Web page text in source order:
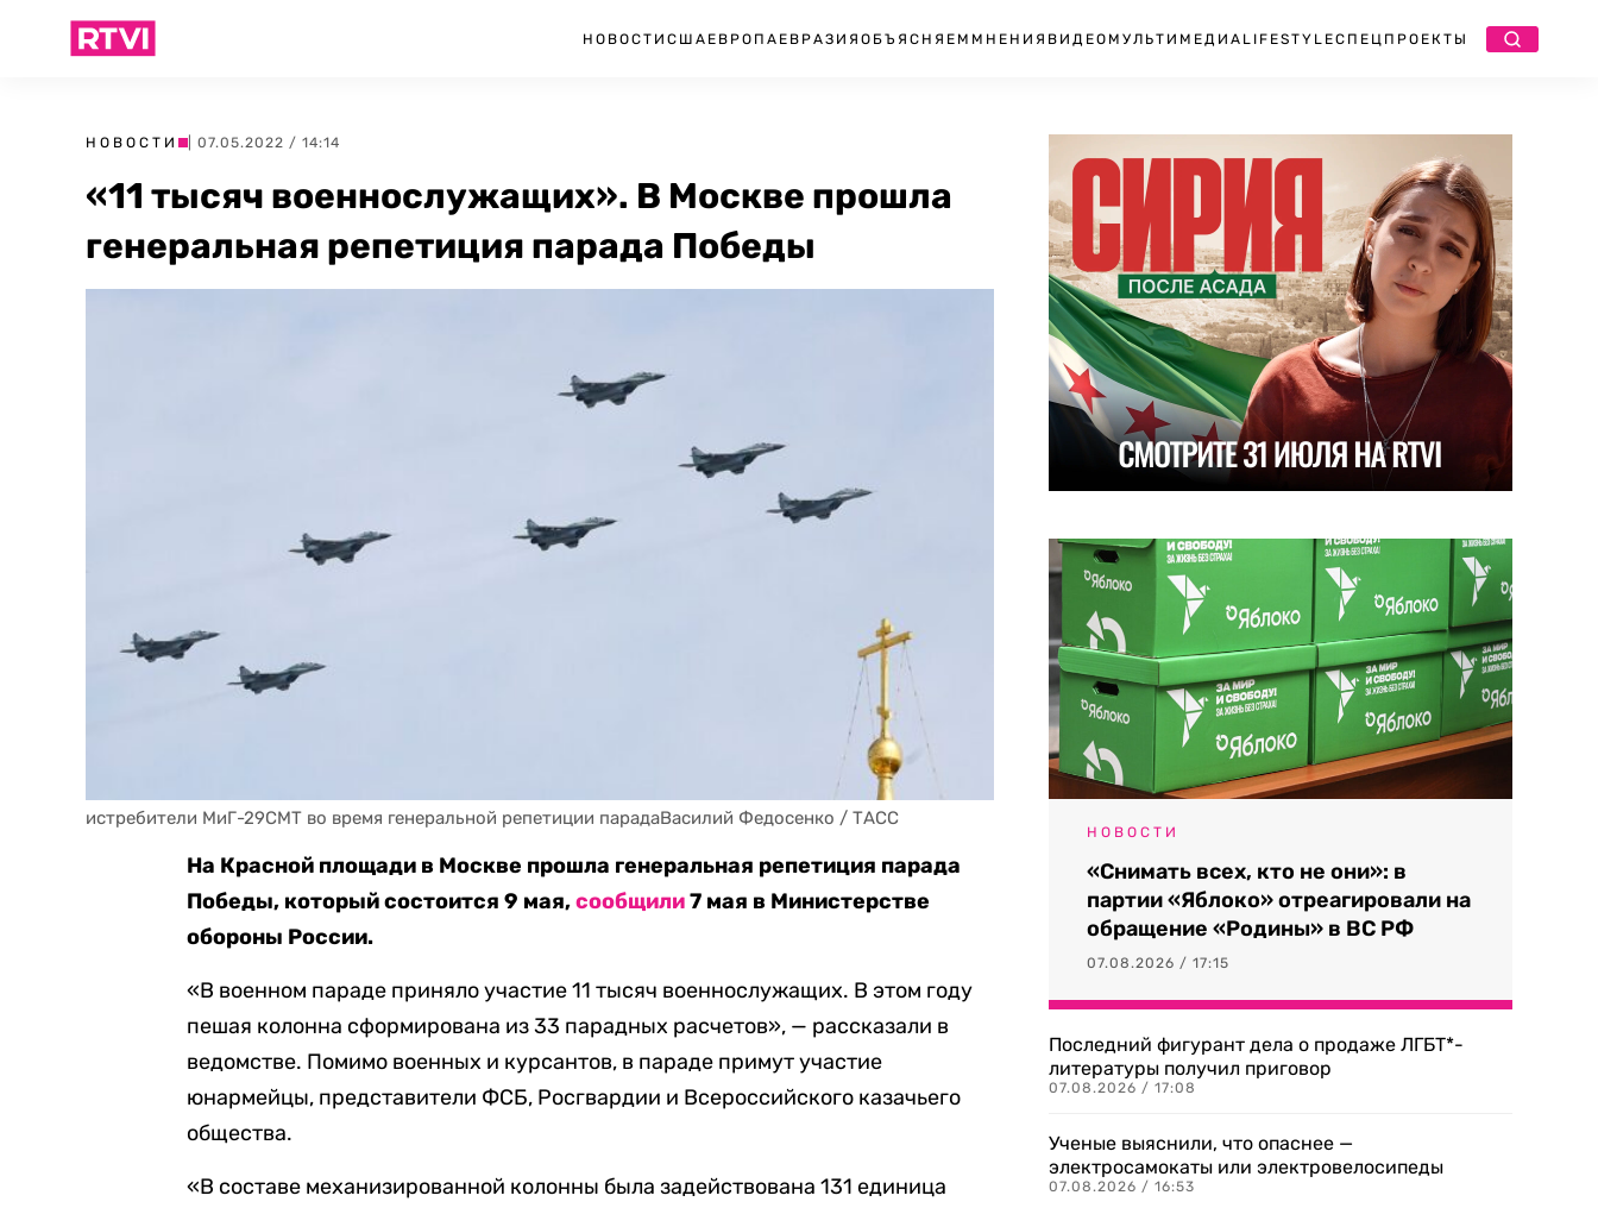
НОВОСТИ США ЕВРОПА ЕВРАЗИЯ ОБЪЯСНЯЕМ МНЕНИЯ ВИДЕО МУЛЬТИМЕДИА LIFESTYLEСПЕЦПРОЕКТЫ
НОВОСТИ | 07.05.2022 / 14:14
«11 тысяч военнослужащих». В Москве прошла
генеральная репетиция парада Победы
истребители МиГ-29СМТ во время генеральной репетиции парадаВасилий Федосенко / ТАСС
На Красной площади в Москве прошла генеральная репетиция парада
Победы, который состоится 9 мая,сообщили7 мая в Министерстве
обороны России.
«В военном параде приняло участие 11 тысяч военнослужащих. В этом году
пешая колонна сформирована из 33 парадных расчетов», — рассказали в
ведомстве. Помимо военных и курсантов, в параде примут участие
юнармейцы, представители ФСБ, Росгвардии и Всероссийского казачьего
общества.
«В составе механизированной колонны была задействована 131 единица
НОВОСТИ
«Снимать всех, кто не они»: в
партии «Яблоко» отреагировали на
обращение «Родины» в ВС РФ
07.08.2026 / 17:15
Последний фигурант дела о продаже ЛГБТ*-
литературы получил приговор
07.08.2026 / 17:08
Ученые выяснили, что опаснее —
электросамокаты или электровелосипеды
07.08.2026 / 16:53